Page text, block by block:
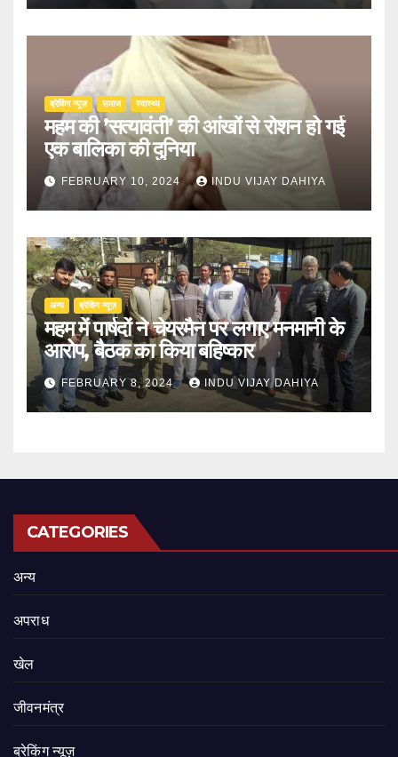
ब्रेकिंग न्यूज़ समाज स्वास्थ्य
महम की ’सत्यावंती’ की आंखों से रोशन हो गई
एक बालिका की दुनिया
FEBRUARY 10, 2024 INDU VIJAY DAHIYA
अन्य ब्रेकिंग न्यूज़
महम में पार्षदों ने चेयरमैन पर लगाए मनमानी के
आरोप, बैठक का किया बहिष्कार
FEBRUARY 8, 2024 INDU VIJAY DAHIYA
CATEGORIES
अन्य
अपराध
खेल
जीवनमंत्र
ब्रेकिंग न्यूज़